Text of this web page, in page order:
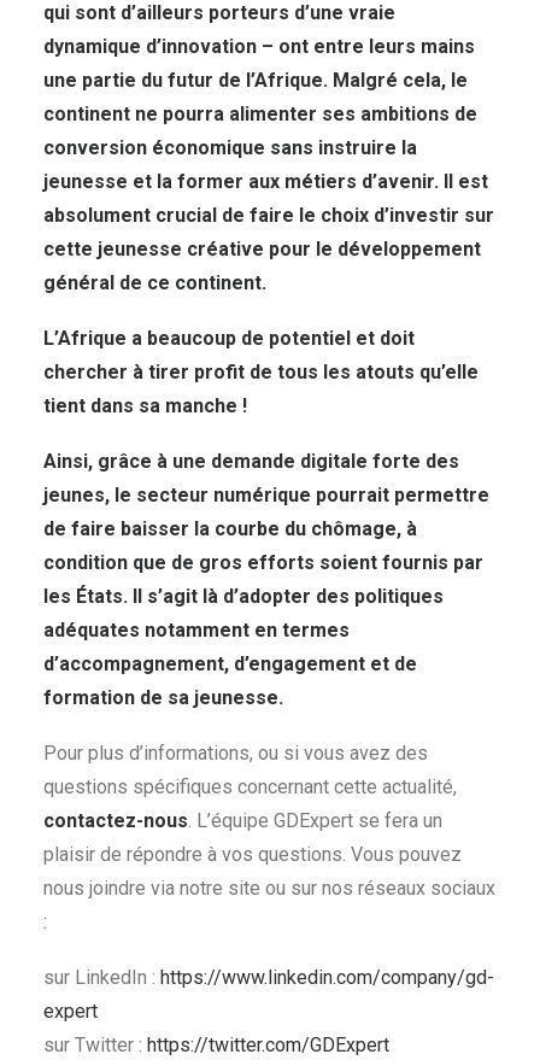
qui sont d’ailleurs porteurs d’une vraie
dynamique d’innovation – ont entre leurs mains
une partie du futur de l’Afrique. Malgré cela, le
continent ne pourra alimenter ses ambitions de
conversion économique sans instruire la
jeunesse et la former aux métiers d’avenir. Il est
absolument crucial de faire le choix d’investir sur
cette jeunesse créative pour le développement
général de ce continent.
L’Afrique a beaucoup de potentiel et doit
chercher à tirer profit de tous les atouts qu’elle
tient dans sa manche !
Ainsi, grâce à une demande digitale forte des
jeunes, le secteur numérique pourrait permettre
de faire baisser la courbe du chômage, à
condition que de gros efforts soient fournis par
les États. Il s’agit là d’adopter des politiques
adéquates notamment en termes
d’accompagnement, d’engagement et de
formation de sa jeunesse.
Pour plus d’informations, ou si vous avez des
questions spécifiques concernant cette actualité,
contactez-nous. L’équipe GDExpert se fera un
plaisir de répondre à vos questions. Vous pouvez
nous joindre via notre site ou sur nos réseaux sociaux
:
sur LinkedIn : https://www.linkedin.com/company/gd-
expert
sur Twitter : https://twitter.com/GDExpert